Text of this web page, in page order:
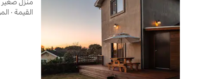
هوسيجول
القيمة ·